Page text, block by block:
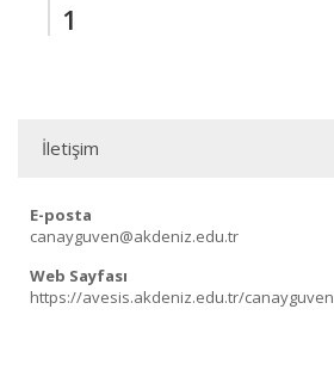
1
İletişim
E-posta
canayguven@akdeniz.edu.tr
Web Sayfası
https://avesis.akdeniz.edu.tr/canayguven